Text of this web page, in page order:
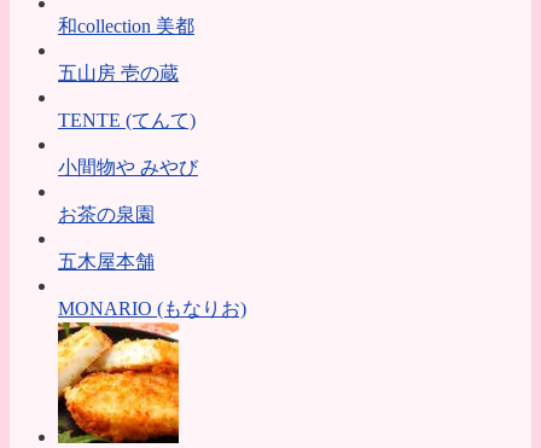
和collection 美都
五山房 壱の蔵
TENTE (てんて)
小間物や みやび
お茶の泉園
五木屋本舗
MONARIO (もなりお)